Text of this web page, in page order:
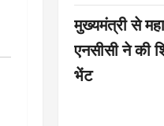
मुख्यमंत्री से
एनसीसी ने की
भेंट